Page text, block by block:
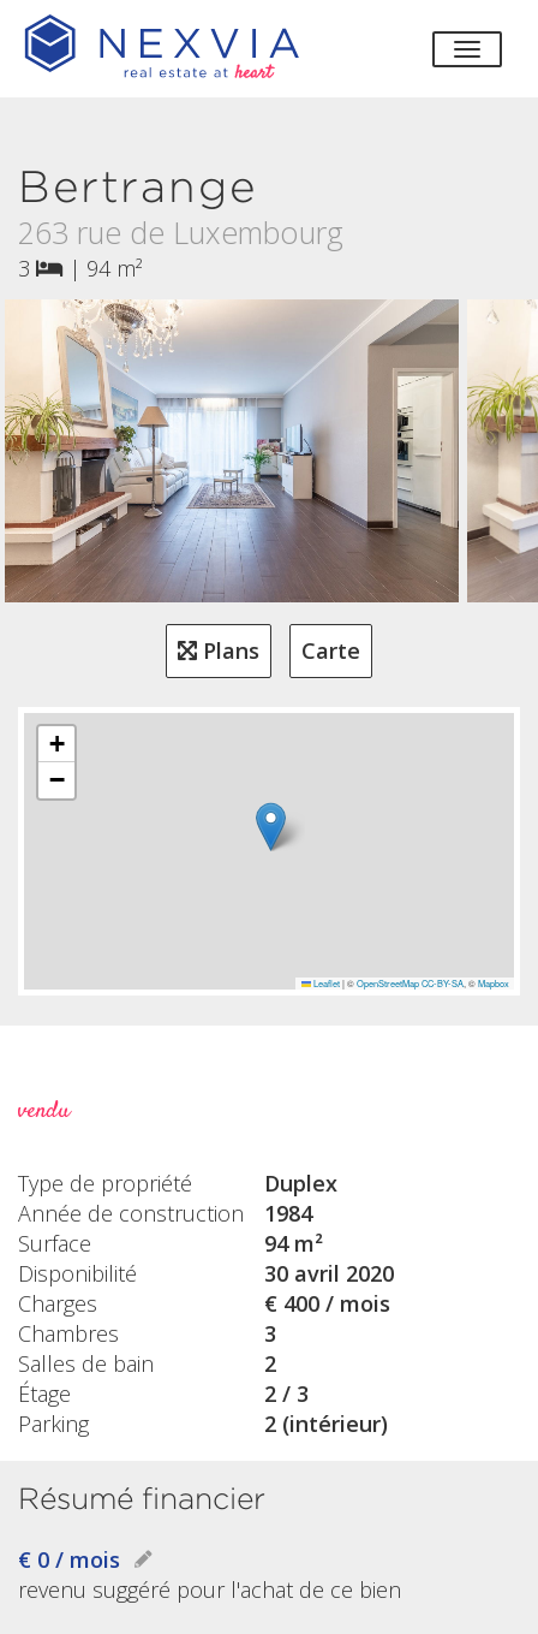
Bertrange
263 rue de Luxembourg
3 | 94 m²
Plans Carte
+
−
Leaflet |©OpenStreetMap CC-BY-SA, ©Mapbox
vendu
Type de propriété
Duplex
Année de construction
1984
Surface
94 m²
Disponibilité
30 avril 2020
Charges
€ 400 / mois
Chambres
3
Salles de bain
2
Étage
2 / 3
Parking
2 (intérieur)
Résumé financier
€ 0 / mois
revenu suggéré pour l'achat de ce bien